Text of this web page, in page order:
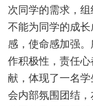
次同学的需求，
不能为同学的成
感，使命感加强
作积极性，责任
献，体现了一名
会内部氛围团结